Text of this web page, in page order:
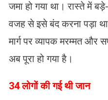
जमा हो गया था। रास्ते में
वजह से इसे बंद करना पड़ा
मार्ग पर व्यापक मरम्मत और
अब पूरा हो गया है।
34 लोगों की गई थी जान